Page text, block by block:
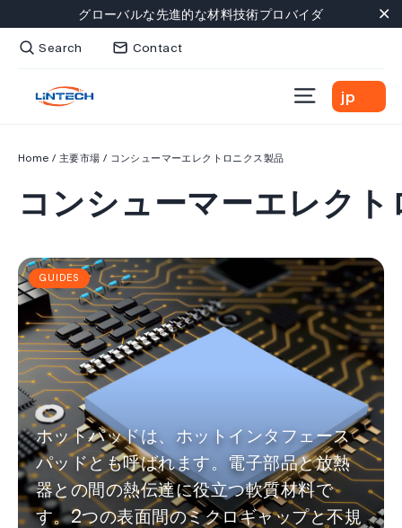
to
content
グローバルな先進的な材料技術プロバイダ
Search Contact
Site
jp
Home / 主要市場 / コンシューマーエレクトロニクス製品
コンシューマーエレク
GUIDES
ホットパッドは、ホットインタフェース
パッドとも呼ばれます。電子部品と放熱
器との間の熱伝達に役立つ軟質材料で
す。2つの表面間のミクロギャップと不規